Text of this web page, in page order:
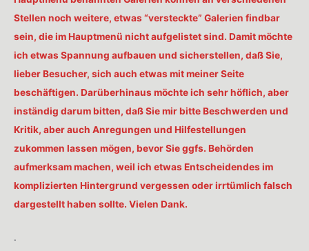
Stellen noch weitere, etwas “versteckte” Galerien findbar
sein, die im Hauptmenü nicht aufgelistet sind. Damit möchte
ich etwas Spannung aufbauen und sicherstellen, daß Sie,
lieber Besucher, sich auch etwas mit meiner Seite
beschäftigen. Darüberhinaus möchte ich sehr höflich, aber
inständig darum bitten, daß Sie mir bitte Beschwerden und
Kritik, aber auch Anregungen und Hilfestellungen
zukommen lassen mögen, bevor Sie ggfs. Behörden
aufmerksam machen, weil ich etwas Entscheidendes im
komplizierten Hintergrund vergessen oder irrtümlich falsch
dargestellt haben sollte. Vielen Dank.
.